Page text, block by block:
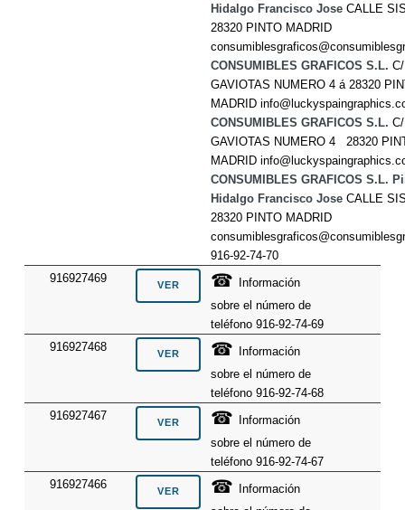
Hidalgo Francisco Jose CALLE
28320 PINTO MADRID
CONSUMIBLES GRAFICOS S.L.C/
GAVIOTAS NUMERO 4 á 28320
MADRID
CONSUMIBLES GRAFICOS S.L.C/
GAVIOTAS NUMERO 4 28320
MADRID
CONSUMIBLES GRAFICOS S.L.
Hidalgo Francisco Jose CALLE
28320 PINTO MADRID
916-92-74-70
916927469
☎
Información
sobre el número de
teléfono 916-92-74-69
916927468
☎
Información
sobre el número de
teléfono 916-92-74-68
916927467
☎
Información
sobre el número de
teléfono 916-92-74-67
916927466
☎
Información